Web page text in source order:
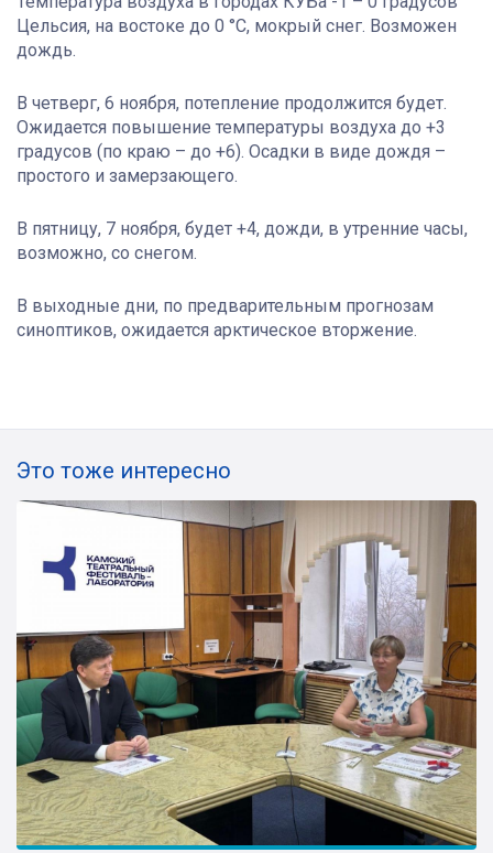
Цельсия, на востоке до 0 °C, мокрый снег. Возможен
дождь.
В четверг, 6 ноября, потепление продолжится будет.
Ожидается повышение температуры воздуха до +3
градусов (по краю – до +6). Осадки в виде дождя –
простого и замерзающего.
В пятницу, 7 ноября, будет +4, дожди, в утренние часы,
возможно, со снегом.
В выходные дни, по предварительным прогнозам
синоптиков, ожидается арктическое вторжение.
Это тоже интересно